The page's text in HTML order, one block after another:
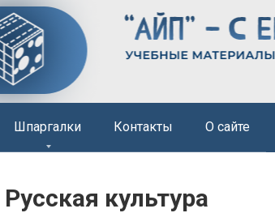
Шпаргалки Контакты О сайте
культура